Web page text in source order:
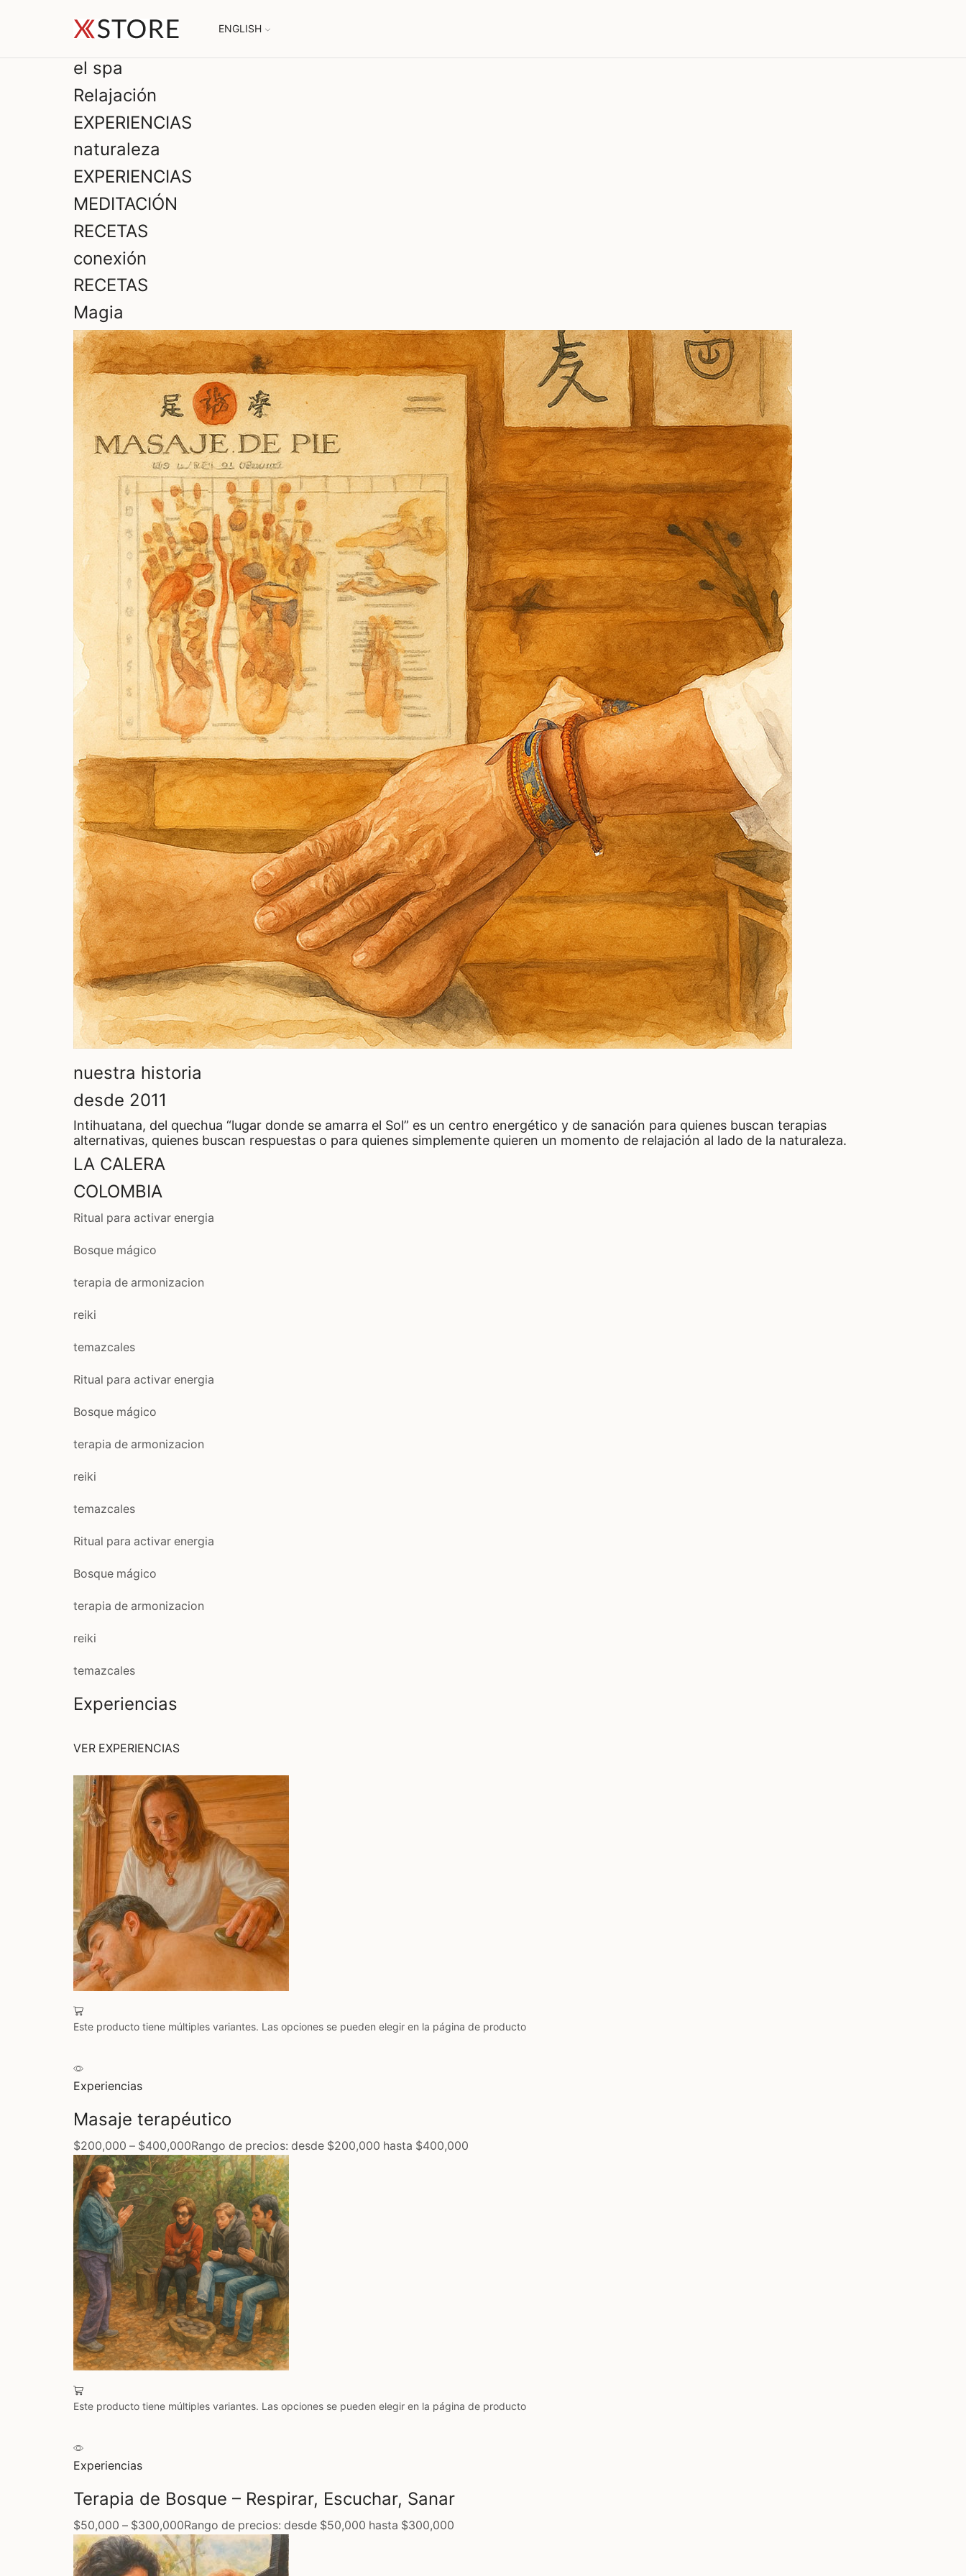
ENGLISH
el spa
Relajación
EXPERIENCIAS
naturaleza
EXPERIENCIAS
MEDITACIÓN
RECETAS
conexión
RECETAS
Magia
nuestra historia
desde 2011
Intihuatana, del quechua “lugar donde se amarra el Sol” es un centro energético y de sanación para quienes buscan terapias
alternativas, quienes buscan respuestas o para quienes simplemente quieren un momento de relajación al lado de la naturaleza.
LA CALERA
COLOMBIA
Ritual para activar energia
Bosque mágico
terapia de armonizacion
reiki
temazcales
Ritual para activar energia
Bosque mágico
terapia de armonizacion
reiki
temazcales
Ritual para activar energia
Bosque mágico
terapia de armonizacion
reiki
temazcales
Experiencias
VER EXPERIENCIAS
Este producto tiene múltiples variantes. Las opciones se pueden elegir en la página de producto
Experiencias
Masaje terapéutico
$200,000 – $400,000Rango de precios: desde $200,000 hasta $400,000
Este producto tiene múltiples variantes. Las opciones se pueden elegir en la página de producto
Experiencias
Terapia de Bosque – Respirar, Escuchar, Sanar
$50,000 – $300,000Rango de precios: desde $50,000 hasta $300,000